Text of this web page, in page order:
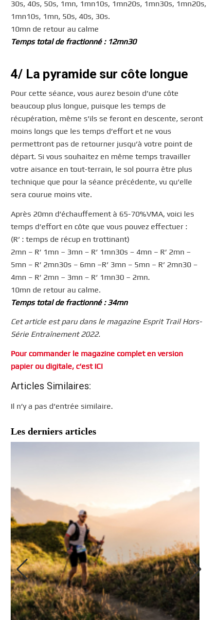
30s, 40s, 50s, 1mn, 1mn10s, 1mn20s, 1mn30s, 1mn20s,
1mn10s, 1mn, 50s, 40s, 30s.
10mn de retour au calme
Temps total de fractionné : 12mn30
4/ La pyramide sur côte longue
Pour cette séance, vous aurez besoin d’une côte
beaucoup plus longue, puisque les temps de
récupération, même s’ils se feront en descente, seront
moins longs que les temps d’effort et ne vous
permettront pas de retourner jusqu’à votre point de
départ. Si vous souhaitez en même temps travailler
votre aisance en tout-terrain, le sol pourra être plus
technique que pour la séance précédente, vu qu’elle
sera courue moins vite.
Après 20mn d’échauffement à 65-70%VMA, voici les
temps d’effort en côte que vous pouvez effectuer :
(R’ : temps de récup en trottinant)
2mn – R’ 1mn – 3mn – R’ 1mn30s – 4mn – R’ 2mn –
5mn – R’ 2mn30s – 6mn –R’ 3mn – 5mn – R’ 2mn30 –
4mn – R’ 2mn – 3mn – R’ 1mn30 – 2mn.
10mn de retour au calme.
Temps total de fractionné : 34mn
Cet article est paru dans le magazine Esprit Trail Hors-
Série Entraînement 2022.
Pour commander le magazine complet en version
papier ou digitale, c’est ICI
Articles Similaires:
Il n’y a pas d’entrée similaire.
Les derniers articles